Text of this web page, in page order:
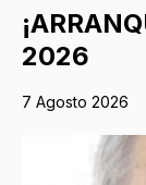
2026
7 Agosto 2026